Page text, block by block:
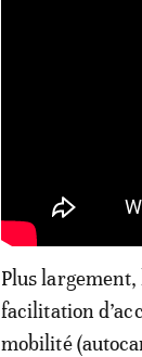
Plus largement,
facilitation
mobilité